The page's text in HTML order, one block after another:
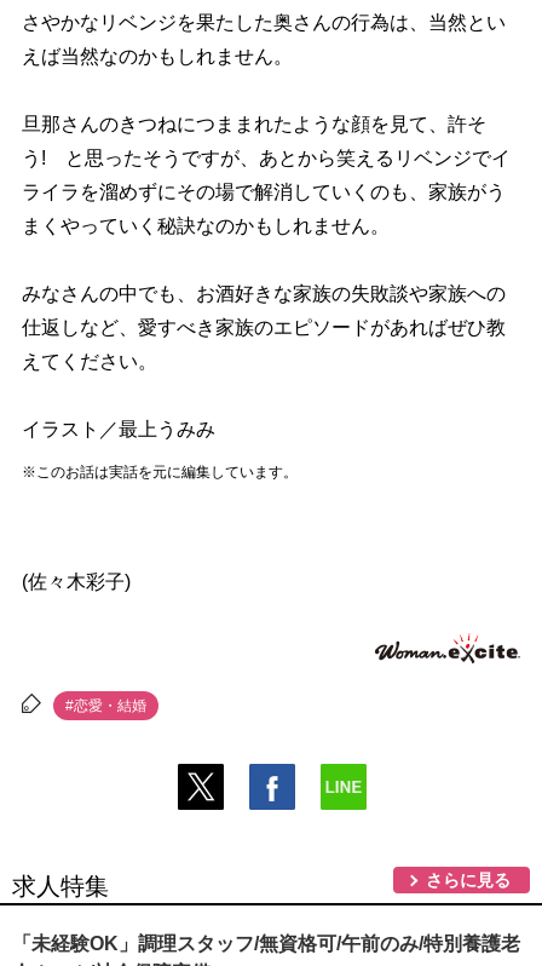
さやかなリベンジを果たした奥さんの行為は、当然とい
えば当然なのかもしれません。
旦那さんのきつねにつままれたような顔を見て、許そ
う! と思ったそうですが、あとから笑えるリベンジでイ
ライラを溜めずにその場で解消していくのも、家族がう
まくやっていく秘訣なのかもしれません。
みなさんの中でも、お酒好きな家族の失敗談や家族への
仕返しなど、愛すべき家族のエピソードがあればぜひ教
えてください。
イラスト／最上うみみ
※このお話は実話を元に編集しています。
(佐々木彩子)
#恋愛・結婚
求人特集 さらに見る
「未経験OK」調理スタッフ/無資格可/午前のみ/特別養護老